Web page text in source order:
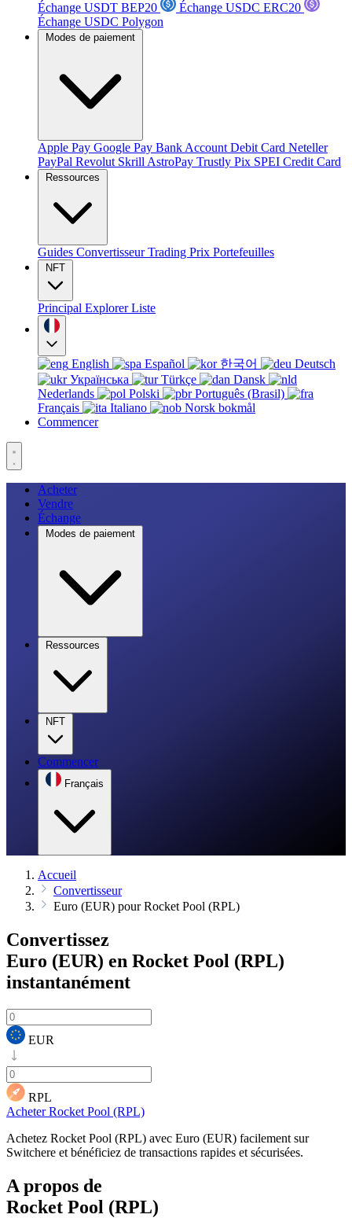
Échange USDT BEP20
Échange USDC ERC20
Échange USDC Polygon
Modes de paiement
Apple Pay Google Pay Bank Account Debit Card Neteller
PayPal Revolut Skrill AstroPay Trustly Pix SPEI Credit Card
Ressources
Guides ConvertisseurTrading Prix Portefeuilles
NFT
Principal ExplorerListe
English Español 한국어
Deutsch
Українська
Türkçe
Dansk
Nederlands
Polski
Português (Brasil)
Français
Italiano
Norsk bokmål
Commencer
Acheter
Vendre
Échange
Modes de paiement
Ressources
NFT
Commencer
Français
Accueil
Convertisseur
Euro (EUR) pour Rocket Pool (RPL)
Convertissez
Euro (EUR) en Rocket Pool (RPL)
instantanément
EUR
RPL
Acheter Rocket Pool (RPL)
Achetez Rocket Pool (RPL) avec Euro (EUR) facilement sur
Switchere et bénéficiez de transactions rapides et sécurisées.
A propos de
Rocket Pool (RPL)